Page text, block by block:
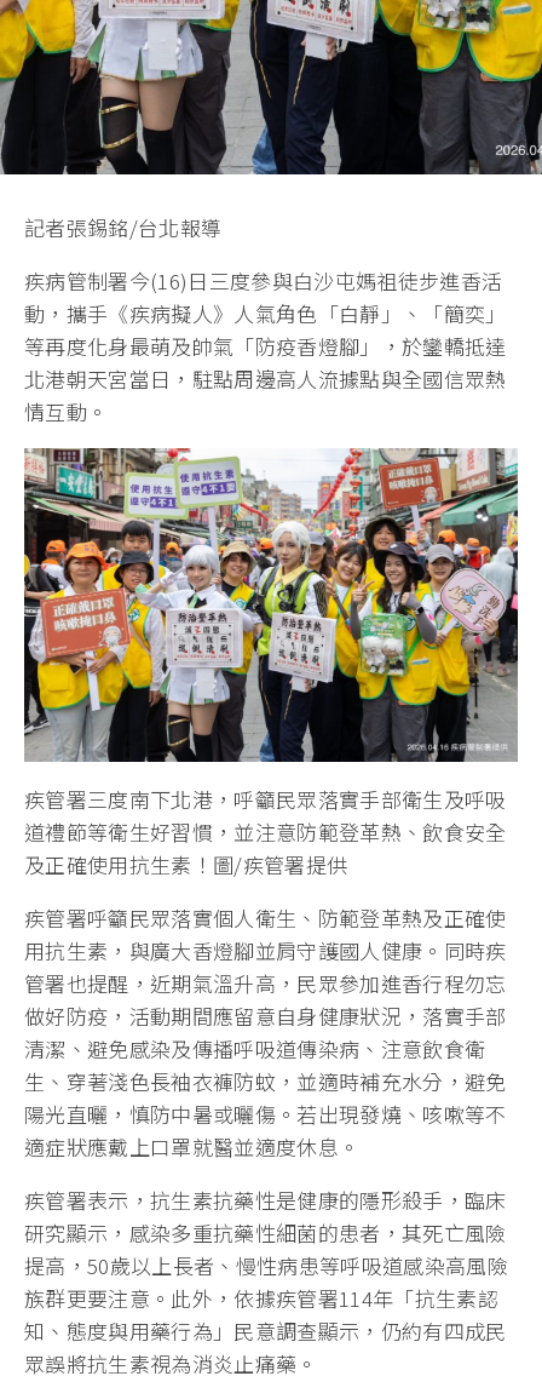
記者張錫銘/台北報導
疾病管制署今(16)日三度參與白沙屯媽祖徒步進香活
動，攜手《疾病擬人》人氣角色「白靜」、「簡奕」
等再度化身最萌及帥氣「防疫香燈腳」，於鑾轎抵達
北港朝天宮當日，駐點周邊高人流據點與全國信眾熱
情互動。
疾管署三度南下北港，呼籲民眾落實手部衛生及呼吸
道禮節等衛生好習慣，並注意防範登革熱、飲食安全
及正確使用抗生素！圖/疾管署提供
疾管署呼籲民眾落實個人衛生、防範登革熱及正確使
用抗生素，與廣大香燈腳並肩守護國人健康。同時疾
管署也提醒，近期氣溫升高，民眾參加進香行程勿忘
做好防疫，活動期間應留意自身健康狀況，落實手部
清潔、避免感染及傳播呼吸道傳染病、注意飲食衛
生、穿著淺色長袖衣褲防蚊，並適時補充水分，避免
陽光直曬，慎防中暑或曬傷。若出現發燒、咳嗽等不
適症狀應戴上口罩就醫並適度休息。
疾管署表示，抗生素抗藥性是健康的隱形殺手，臨床
研究顯示，感染多重抗藥性細菌的患者，其死亡風險
提高，50歲以上長者、慢性病患等呼吸道感染高風險
族群更要注意。此外，依據疾管署114年「抗生素認
知、態度與用藥行為」民意調查顯示，仍約有四成民
眾誤將抗生素視為消炎止痛藥。